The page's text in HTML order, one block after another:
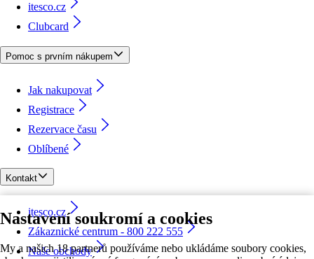
Nastavení soukromí a cookies
My a našich 18 partnerů používáme nebo ukládáme soubory cookies,
itesco.cz
Clubcard
Pomoc s prvním nákupem
Jak nakupovat
Registrace
Rezervace času
Oblíbené
Kontakt
itesco.cz
Zákaznické centrum - 800 222 555
Naše obchody